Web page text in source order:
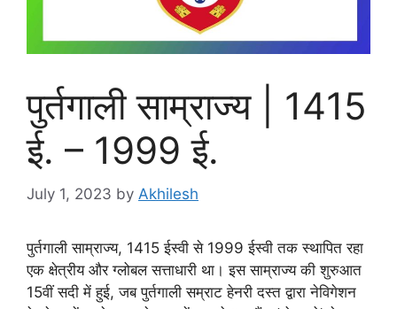
पुर्तगाली साम्राज्य | 1415
ई. – 1999 ई.
July 1, 2023 by Akhilesh
पुर्तगाली साम्राज्य, 1415 ईस्वी से 1999 ईस्वी तक स्थापित रहा
एक क्षेत्रीय और ग्लोबल सत्ताधारी था। इस साम्राज्य की शुरुआत
15वीं सदी में हुई, जब पुर्तगाली सम्राट हेनरी दस्त द्वारा नेविगेशन